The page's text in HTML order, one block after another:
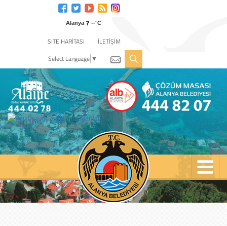
Alanya ❓ --°C
SİTE HARİTASI
İLETİŞİM
Select Language ▼